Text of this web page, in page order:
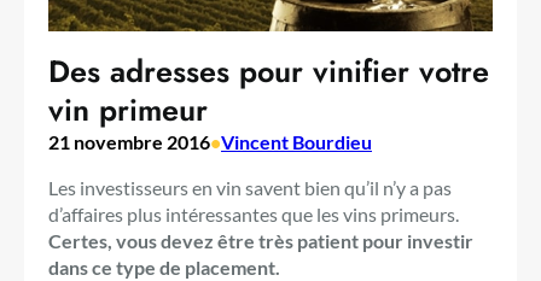
Des adresses pour vinifier votre
vin primeur
21 novembre 2016•Vincent Bourdieu
Les investisseurs en vin savent bien qu’il n’y a pas
d’affaires plus intéressantes que les vins primeurs.
Certes, vous devez être très patient pour investir
dans ce type de placement.